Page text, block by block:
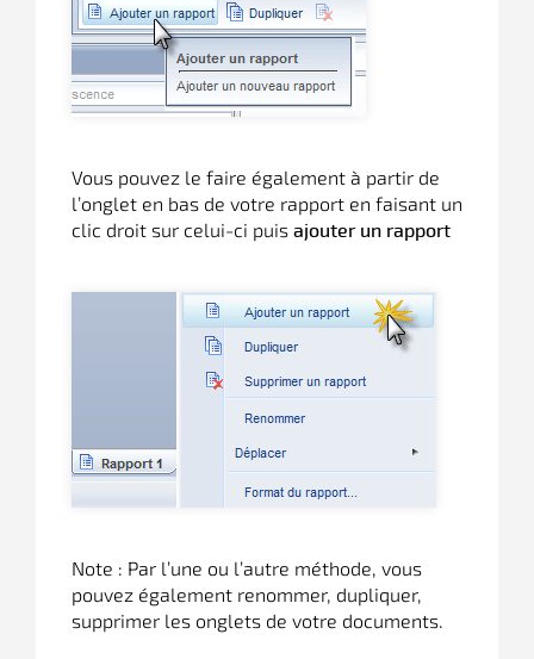
Vous pouvez le faire également à partir de
l’onglet en bas de votre rapport en faisant un
clic droit sur celui-ci puis ajouter un rapport
Note : Par l’une ou l’autre méthode, vous
pouvez également renommer, dupliquer,
supprimer les onglets de votre documents.